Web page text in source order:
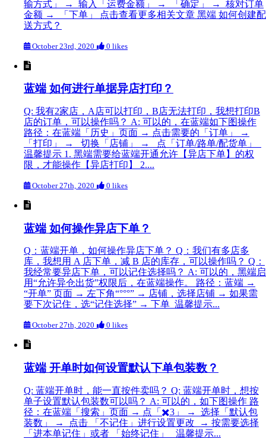
输方式」 → 输入「运费金额」 → 「确定」 → 核对订单
金额 → 「下单」 点击查看更多相关文章 黑端 如何创建配
送方式？
October 23rd, 2020 0 likes
蓝端 如何进行单据异店打印？
Q: 我有2家店，A店可以打印，B店无法打印，我想打印B
店的订单，可以操作吗？ A: 可以的，在蓝端如下图操作
路径：在蓝端「历史」页面 → 点击需要的「订单」 →
「打印」 → 切换「店铺」 → 点「订单/路单/配货单」
温馨提示 1. 黑端需要给蓝端开通允许【异店下单】的权
限，才能操作【异店打印】 2....
October 27th, 2020 0 likes
蓝端 如何操作异店下单？
Q：蓝端开单，如何操作异店下单？ Q：我们有多店多
库，我想用 A 店下单，减 B 店的库存，可以操作吗？ Q：
我经常要异店下单，可以记住选择吗？ A: 可以的，黑端启
用“允许异仓出货”权限后，在蓝端操作。 路径：蓝端 →
“开单” 页面 → 左下角“°°°” → 店铺，选择店铺 → 如果需
要下次记住，选“记住选择” → 下单 温馨提示...
October 27th, 2020 0 likes
蓝端 开单时如何设置默认下单包装数？
Q: 蓝端开单时，能一直按件卖吗？ Q: 蓝端开单时，想按
单子设置默认包装数可以吗？ A: 可以的，如下图操作 路
径：在蓝端「搜索」页面 → 点「✖️3」 → 选择「默认包
装数」 → 点击 「不记住」进行设置更改 → 按需要选择
「进本单记住」或者 「始终记住」 温馨提示...